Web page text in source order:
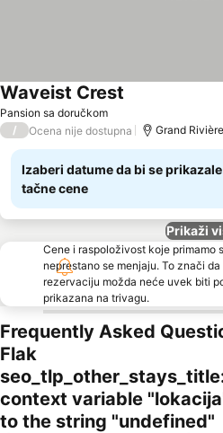
Pansion sa doručkom
Waveist Crest
/ Ocena nije dostupna
Izaberi datume da bi se prikazale
tačne cene
Prikaži
Cene i raspoloživost koje primamo
neprestano se menjaju. To znači
rezervaciju možda neće uvek biti
prikazana na trivagu.
Frequently Asked
Flak
context variable
to the string "undefined"